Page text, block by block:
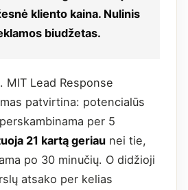
kliento kaina. Nulinis
biudžetas.
MIT Lead Response
patvirtina: potencialūs
per 5
21 kartą geriau nei tie,
po 30 minučių. O didžioji
atsako per kelias